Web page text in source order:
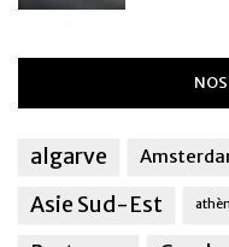
algarve
Asie Sud-Est